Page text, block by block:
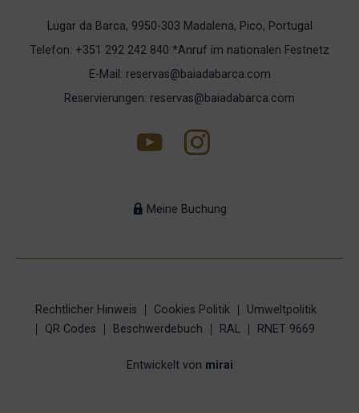
Lugar da Barca, 9950-303 Madalena, Pico, Portugal
Telefon: +351 292 242 840 *Anruf im nationalen Festnetz
E-Mail: reservas@baiadabarca.com
Reservierungen: reservas@baiadabarca.com
Meine Buchung
Rechtlicher Hinweis Cookies Politik
Umweltpolitik
QR Codes
Beschwerdebuch RAL RNET 9669
Entwickelt von mirai